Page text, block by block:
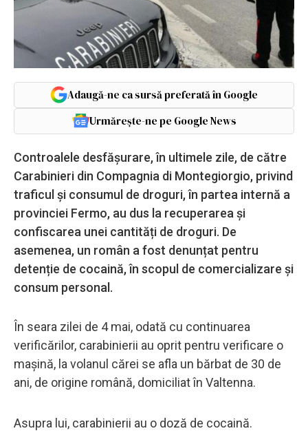
Adaugă-ne ca sursă preferată în Google
Urmărește-ne pe Google News
Controalele desfășurare, în ultimele zile, de către
Carabinieri din Compagnia di Montegiorgio, privind
traficul și consumul de droguri, în partea internă a
provinciei Fermo, au dus la recuperarea și
confiscarea unei cantități de droguri. De
asemenea, un român a fost denunțat pentru
detenție de cocaină, în scopul de comercializare și
consum personal.
În seara zilei de 4 mai, odată cu continuarea
verificărilor, carabinierii au oprit pentru verificare o
mașină, la volanul cărei se afla un bărbat de 30 de
ani, de origine română, domiciliat în Valtenna.
Asupra lui, carabinierii au o doză de cocaină.